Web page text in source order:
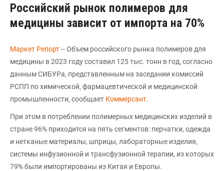
Российский рынок полимеров для
медицины зависит от импорта на 70%
Маркет Репорт-- Объем российского рынка полимеров для
медицины в 2023 году составил 125 тыс. тонн в год, согласно
данным СИБУРа, представленным на заседании комиссий
РСПП по химической, фармацевтической и медицинской
промышленности, сообщает Коммерсант.
При этом в потреблении полимерных медицинских изделий в
стране 96% приходится на пять сегментов: перчатки, одежда
и нетканые материалы, шприцы, лабораторные изделия,
системы инфузионной и трансфузионной терапии, из которых
79% были импортированы из Китая и Европы.